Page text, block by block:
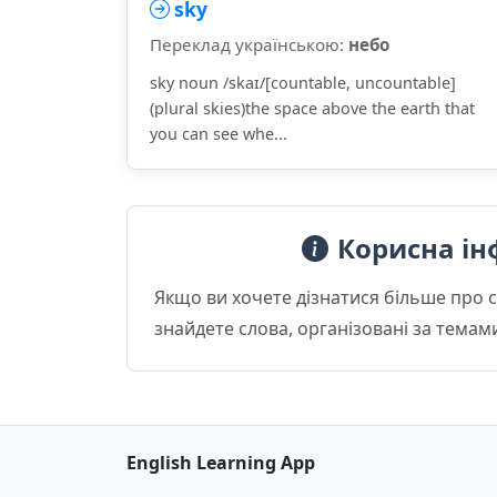
sky
Переклад українською: небо
sky noun /skaɪ/[countable, uncountable]
(plural skies)the space above the earth that
you can see whe...
Корисна
Якщо ви хочете дізнатися більше про
знайдете слова, організовані за
English Learning App